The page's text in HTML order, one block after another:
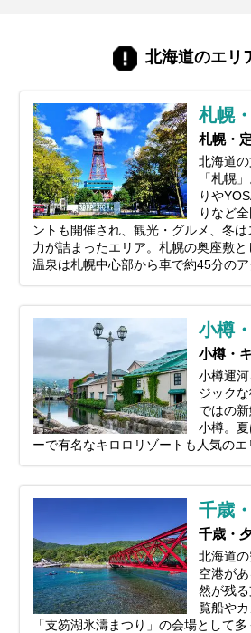
い！」という想いを
トシーズン選びがと
るコツまで、北海道
めの情報をお届けし
北海道のエリ
札幌
札幌・
北海道
「札幌
りや
りなど
ントも開催され、観光・グルメ、冬
力が詰まったエリア。札幌の奥座敷
温泉は札幌中心部から車で約45分のア
小樽
小樽・
小樽運
ジック
ではの
小樽。
ーで有名なキロロリゾートも人気のエ
千歳
千歳・
北海道
空港が
然が残
覧船や
「支笏湖氷濤まつり」の会場として